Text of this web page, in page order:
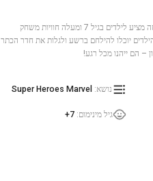
הצטרפו להרפתקה תת-מימית עם חדר הכתר של נמור (76213)! הסט המיוחד הזה מציע לילדים בגיל 7 ומעלה חוויות משחק
יוכלו להילחם ברשע ולגלות את חדר הכתר
– הם ייהנו מכל רגע!
נושא:
Super Heroes Marvel
גיל מינימום:
7+